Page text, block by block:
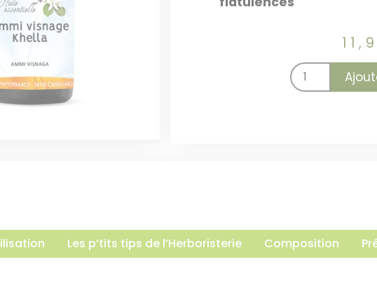
Les p’tits tips de l’Herboristerie Composition